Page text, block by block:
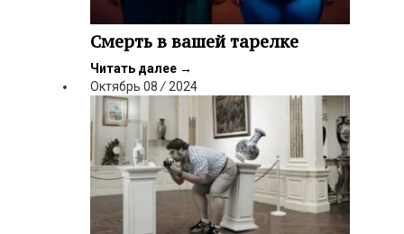
Смерть в вашей тарелке
Читать далее →
Октябрь 08 / 2024